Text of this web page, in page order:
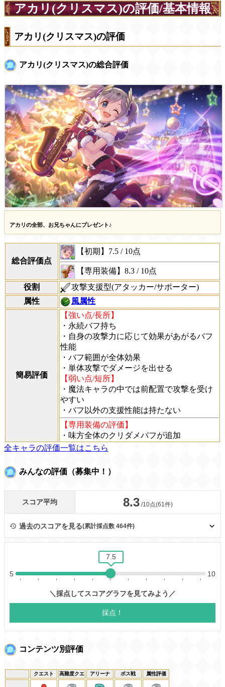
アカリ(クリスマス)の評価/基本情報
アカリ(クリスマス)の評価
アカリ(クリスマス)の総合評価
アカリの全部、お兄ちゃんにプレゼント♪
総合評価点
【初期】 7.5 / 10点
【専用装備】 8.3 / 10点
役割
攻撃支援型(アタッカー/サポーター)
属性
風属性
簡易評価
【強い点/長所】
・永続バフ持ち
・自身の攻撃力に応じて効果があがるバフ
性能
・バフ範囲が全体効果
・単体攻撃でダメージを出せる
【弱い点/短所】
・魔法キャラの中では前配置で攻撃を受け
やすい
・バフ以外の支援性能は持たない
【専用装備の評価】
・味方全体のクリダメバフが追加
全キャラの評価一覧はこちら
みんなの評価（募集中！）
コンテンツ別評価
クエスト 高難度クエ アリーナ ボス戦 属性評価